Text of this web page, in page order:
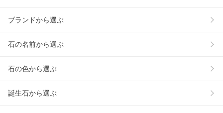
ブランドから選ぶ
石の名前から選ぶ
石の色から選ぶ
誕生石から選ぶ